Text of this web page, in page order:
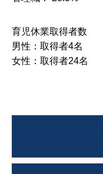
育児休業取得者数
男性：取得者4名
女性：取得者24名